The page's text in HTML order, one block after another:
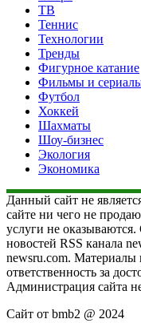
ТВ
Теннис
Технологии
Тренды
Фигурное катание
Фильмы и
Футбол
Хоккей
Шахматы
Шоу-бизнес
Экология
Экономика
Данный сайт не
сайте ни чего не
услуги не оказываются.
новостей RSS канала
newsru.com. Материалы
ответственность за
Администрация сайта
Сайт от bmb2 @ 2024